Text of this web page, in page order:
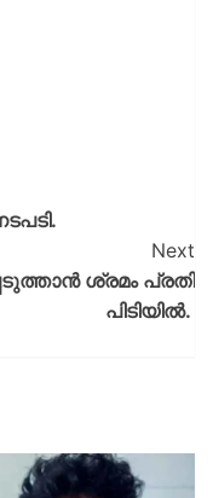
Next
ശ്രമം പ്രതി
പിടിയിൽ. ‌